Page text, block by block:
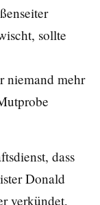
sollte
niemand mehr
dass
Donald
verkündet,